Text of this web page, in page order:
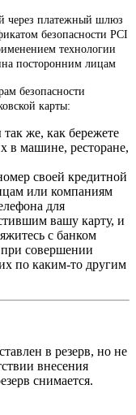
через платежный шлюз
безопасности PCI
технологии
посторонним лицам
безопасности
карты:
же, как бережете
в машине, ресторане,
своей кредитной
или компаниям
для
вашу карту, и
с банком
совершении
по каким-то другим
в резерв, но не
внесения
снимается.